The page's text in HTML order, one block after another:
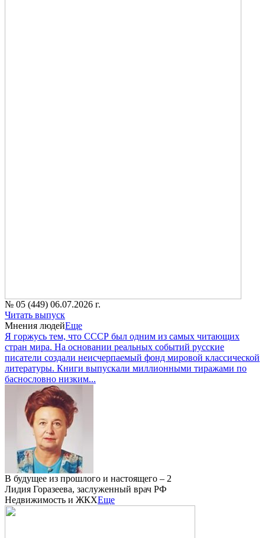
№ 05 (449) 06.07.2026 г.
Читать выпуск
Мнения людейЕще
Я горжусь тем, что СССР был одним из самых читающих
стран мира. На основании реальных событий русские
писатели создали неисчерпаемый фонд мировой классической
литературы. Книги выпускали миллионными тиражами по
баснословно низким...
В будущее из прошлого и настоящего – 2
Лидия Горазеева, заслуженный врач РФ
Недвижимость и ЖКХЕще